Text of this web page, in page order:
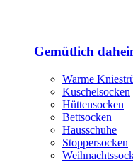
Gemütlich
Warme
Kuschelsocken
Hüttensocken
Bettsocken
Hausschuhe
Stoppersocken